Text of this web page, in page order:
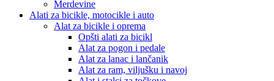
Merdevine
Alati za bicikle, motocikle i auto
Alat za bicikle i oprema
Opšti alati za bicikl
Alat za pogon i pedale
Alat za lanac i lančanik
Alat za ram, viljušku i navoj